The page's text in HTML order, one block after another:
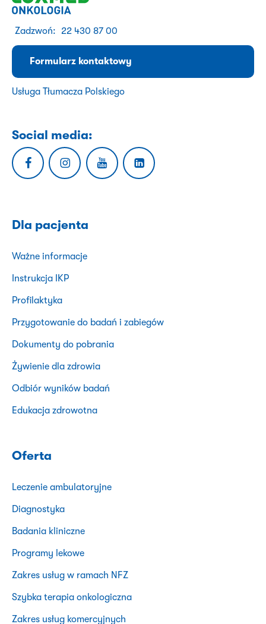
Zadzwoń: 22 430 87 00
Formularz kontaktowy
Usługa Tłumacza Polskiego
Social media:
Dla pacjenta
Ważne informacje
Instrukcja IKP
Profilaktyka
Przygotowanie do badań i zabiegów
Dokumenty do pobrania
Żywienie dla zdrowia
Odbiór wyników badań
Edukacja zdrowotna
Oferta
Leczenie ambulatoryjne
Diagnostyka
Badania kliniczne
Programy lekowe
Zakres usług w ramach NFZ
Szybka terapia onkologiczna
Zakres usług komercyjnych